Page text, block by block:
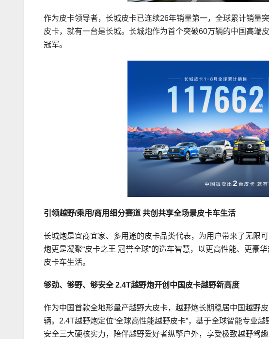
作为皮卡领导者，长城皮卡已连续26年销量第一，全球累计销量
皮卡，就有一台是长城。长城炮作为首个突破60万辆的中国高端
冠军。
引领越野/乘用/商用细分赛道 共创共享全场景皮卡车生活
长城炮是宜商宜家、多用途的皮卡品类代表，为用户带来了无限
炮更是凝聚“皮卡之王 冠誉全球”的造车智慧，以更高性能、更豪
皮卡车生活。
够劲、够野、够安全2.4T越野炮开创中国皮卡越野新高度
作为中国首款全地形量产越野大皮卡，越野炮长期稳居中国越野
辆。2.4T越野炮定位“全球高性能越野皮卡”，基于全球智能专业
安全三大硬核实力，陪伴越野爱好者纵擎户外，享受极致越野驾趣